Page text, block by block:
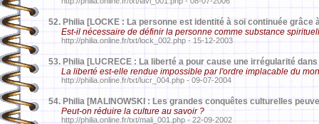
52. Philia [LOCKE : La personne est identité à soi continuée grâce
Est-il nécessaire de définir la personne comme substance
http://philia.online.fr/txt/lock_002.php - 15-12-2003
53. Philia [LUCRECE : La liberté a pour cause une irrégularité
La liberté est-elle rendue impossible par l'ordre implacable du
http://philia.online.fr/txt/lucr_004.php - 09-07-2004
54. Philia [MALINOWSKI : Les grandes conquêtes culturelles
Peut-on réduire la culture au savoir ?
http://philia.online.fr/txt/mali_001.php - 22-09-2002